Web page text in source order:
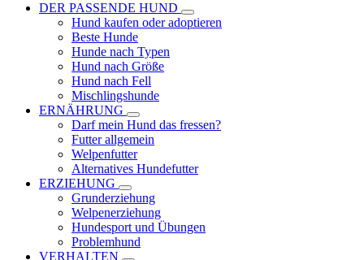
DER PASSENDE HUND
Hund kaufen oder adoptieren
Beste Hunde
Hunde nach Typen
Hund nach Größe
Hund nach Fell
Mischlingshunde
ERNÄHRUNG
Darf mein Hund das fressen?
Futter allgemein
Welpenfutter
Alternatives Hundefutter
ERZIEHUNG
Grunderziehung
Welpenerziehung
Hundesport und Übungen
Problemhund
VERHALTEN